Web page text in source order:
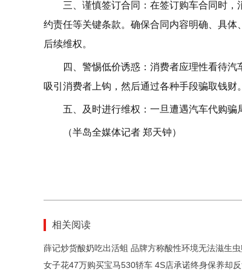
三、谨慎签订合同：在签订购车合同时
约责任等关键条款。确保合同内容明确、具
后续维权。
四、警惕低价诱惑：消费者应理性看待
吸引消费者上钩，然后通过各种手段骗取钱财。
五、及时进行维权：一旦遭遇汽车代购骗
（半岛全媒体记者 郑天钟）
相关阅读
薛记炒货酸奶吃出活蛆 品牌方称酸性环境无法滋生虫